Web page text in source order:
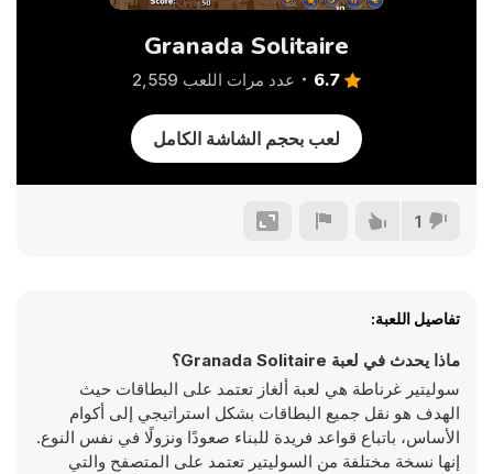
Granada Solitaire
6.7 عدد مرات اللعب 2,559
لعب بحجم الشاشة الكامل
1
تفاصيل اللعبة:
ماذا يحدث في لعبة Granada Solitaire؟
سوليتير غرناطة هي لعبة ألغاز تعتمد على البطاقات حيث
الهدف هو نقل جميع البطاقات بشكل استراتيجي إلى أكوام
الأساس، باتباع قواعد فريدة للبناء صعودًا ونزولًا في نفس النوع.
إنها نسخة مختلفة من السوليتير تعتمد على المتصفح والتي